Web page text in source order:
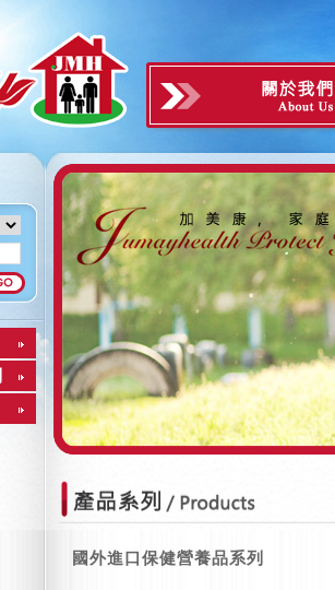
國外進口保健營養品系列